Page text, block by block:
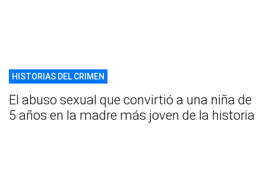
HISTORIAS DEL CRIMEN
El abuso sexual que convirtió a una niña de
5 años en la madre más joven de la historia